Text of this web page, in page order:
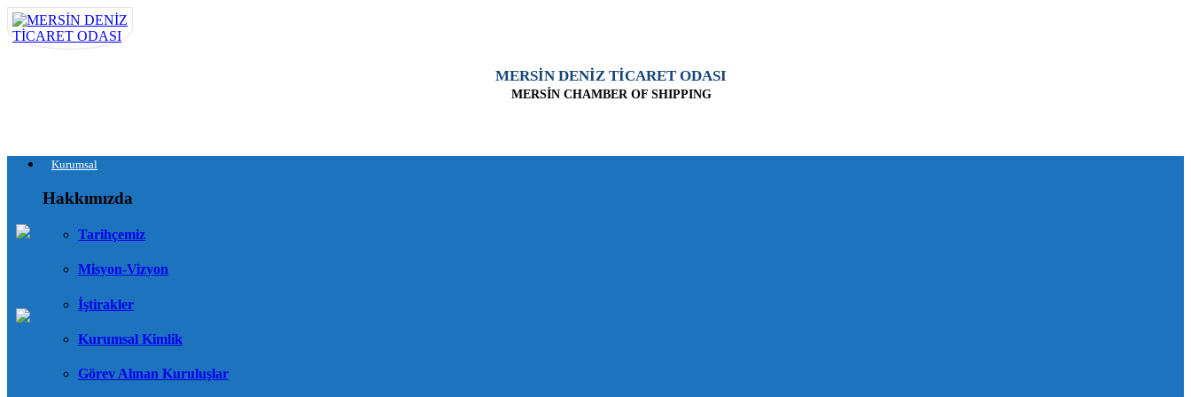
MERSİN DENİZ TİCARET ODASI
MERSİN CHAMBER OF SHIPPING
Kurumsal
Hakkımızda
Tarihçemiz
Misyon-Vizyon
İştirakler
Kurumsal Kimlik
Görev Alınan Kuruluşlar